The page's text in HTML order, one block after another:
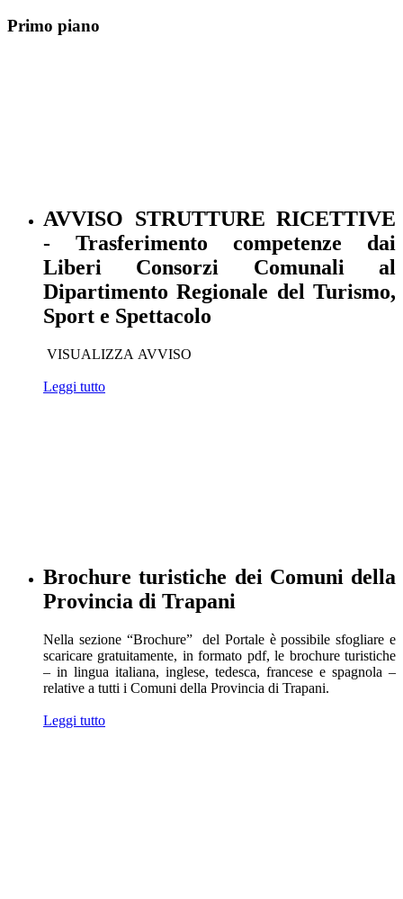
Primo piano
AVVISO STRUTTURE RICETTIVE
- Trasferimento competenze dai
Liberi Consorzi Comunali al
Dipartimento Regionale del Turismo,
Sport e Spettacolo
VISUALIZZA AVVISO
Leggi tutto
Brochure turistiche dei Comuni della
Provincia di Trapani
Nella sezione “Brochure” del Portale è possibile sfogliare e
scaricare gratuitamente, in formato pdf, le brochure turistiche
– in lingua italiana, inglese, tedesca, francese e spagnola –
relative a tutti i Comuni della Provincia di Trapani.
Leggi tutto